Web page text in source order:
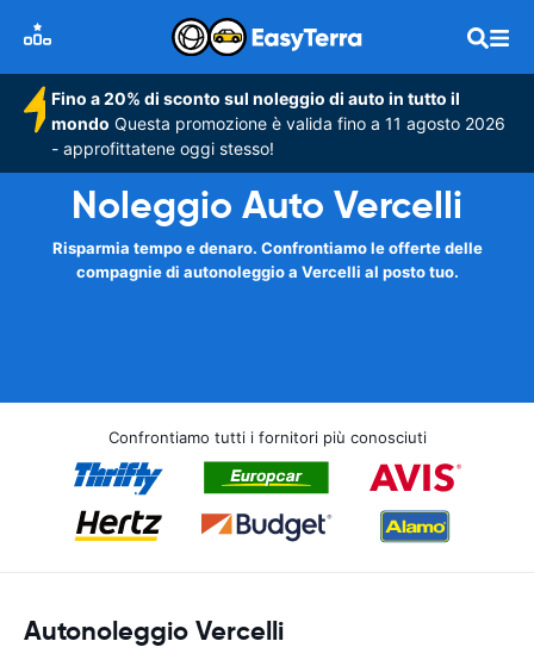
Fino a 20% di sconto sul noleggio di auto in tutto il
mondo Questa promozione è valida fino a 11 agosto 2026
- approfittatene oggi stesso!
Noleggio Auto Vercelli
Risparmia tempo e denaro. Confrontiamo le offerte delle
compagnie di autonoleggio a Vercelli al posto tuo.
Confrontiamo tutti i fornitori più conosciuti
Autonoleggio Vercelli